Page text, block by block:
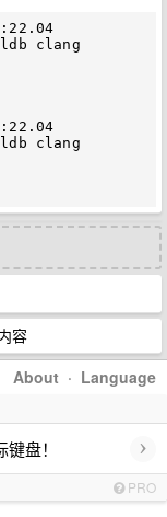
clang
clang
容
About · Language
盘！ ›
PRO